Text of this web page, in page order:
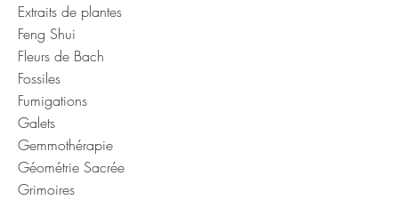
Extraits de plantes
Feng Shui
Fleurs de Bach
Fossiles
Fumigations
Galets
Gemmothérapie
Géométrie Sacrée
Grimoires